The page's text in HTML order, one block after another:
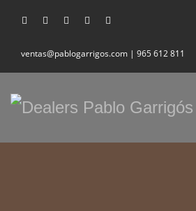
ventas@pablogarrigos.com | 965 612 811